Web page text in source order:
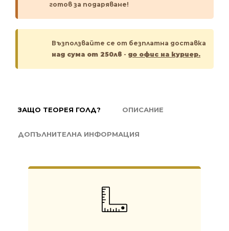
готов за подаряване!
Възползвайте се от безплатна доставка
над сума от 250лв - до офис на куриер.
ЗАЩО ТЕОРЕЯ ГОЛД? ОПИСАНИЕ
ДОПЪЛНИТЕЛНА ИНФОРМАЦИЯ